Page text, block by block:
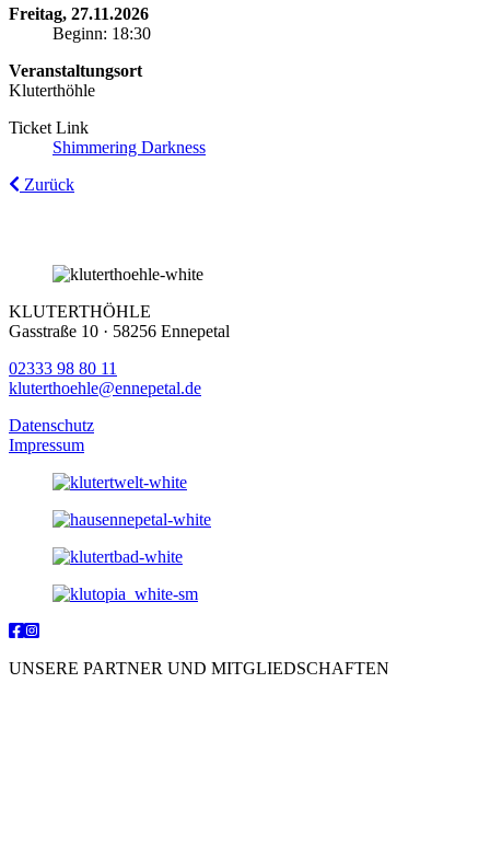
Freitag, 27.11.2026
Beginn: 18:30
Veranstaltungsort
Kluterthöhle
Ticket Link
Shimmering Darkness
Zurück
KLUTERTHÖHLE
Gasstraße 10 · 58256 Ennepetal
02333 98 80 11
kluterthoehle@ennepetal.de
Datenschutz
Impressum
UNSERE PARTNER UND MITGLIEDSCHAFTEN